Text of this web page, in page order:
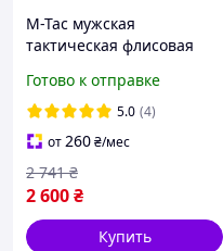
M-Tac мужская
тактическая флисовая
военная флиска на
молнии Alpha GEN.II Dark
Olive
Готово к отправке
5.0 (4)
от260₴/мес
2 600₴
2 741 ₴
Купить